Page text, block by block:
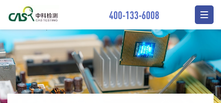
400-133-6008